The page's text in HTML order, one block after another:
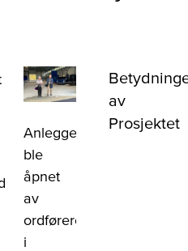
Anlegget
ble
åpnet
av
ordføreren
i
av
Prosjektet